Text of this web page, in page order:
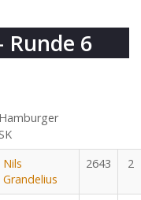
Runde 6
Hamburger
SK
Nils
Grandelius
2643 2